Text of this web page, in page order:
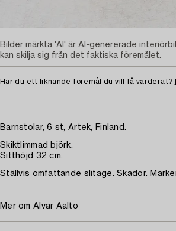
Har du ett liknande föremål du vill få värderat?
Barnstolar, 6 st, Artek, Finland.
Skiktlimmad björk.
Sitthöjd 32 cm.
Ställvis omfattande slitage. Skador.
Mer om Alvar Aalto
Bilder märkta 'AI' är AI-genererade
kan skilja sig från det faktiska föremålet.